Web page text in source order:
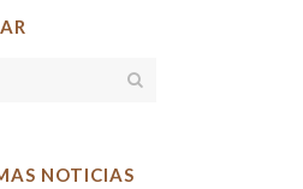
NOTICIAS